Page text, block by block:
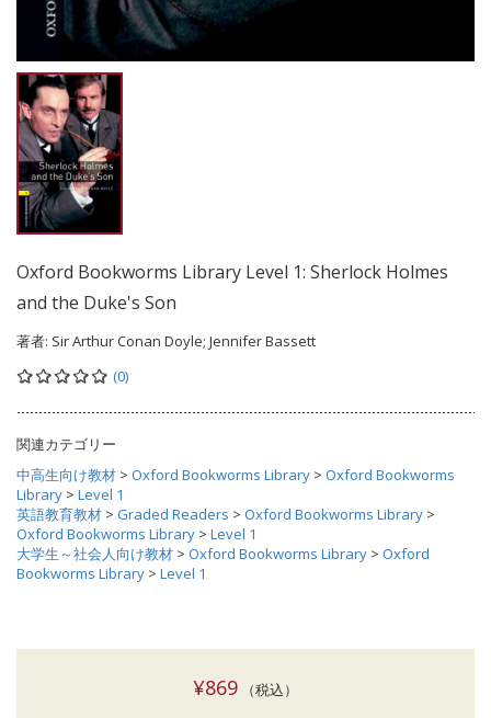
Oxford Bookworms Library Level 1: Sherlock Holmes
and the Duke's Son
著者: Sir Arthur Conan Doyle; Jennifer Bassett
(0)
関連カテゴリー
中高生向け教材 > Oxford Bookworms Library > Oxford Bookworms
Library > Level 1
英語教育教材 > Graded Readers > Oxford Bookworms Library >
Oxford Bookworms Library > Level 1
大学生～社会人向け教材 > Oxford Bookworms Library > Oxford
Bookworms Library > Level 1
¥869 （税込）